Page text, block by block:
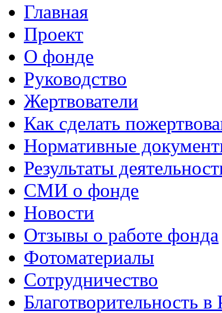
Главная
Проект
О фонде
Руководство
Жертвователи
Как сделать
Нормативные
Результаты
СМИ о фонде
Новости
Отзывы о работе фонда
Фотоматериалы
Сотрудничество
Благотворительность в